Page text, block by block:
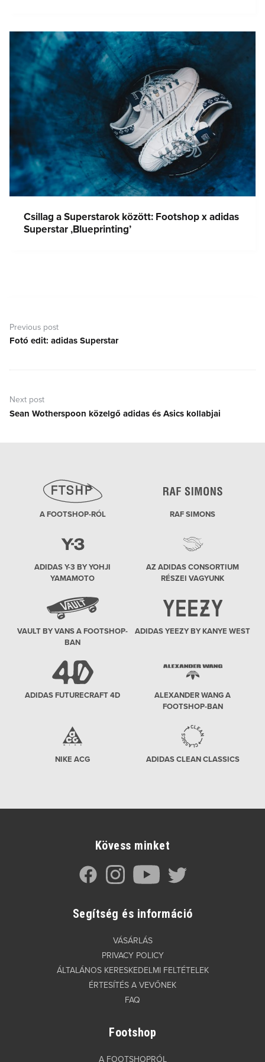
Csillag a Superstarok között: Footshop x adidas
Superstar ‚Blueprinting’
navigáció
Previous post
Previous
Fotó edit: adidas Superstar
Next post
Next
Sean Wotherspoon közelgő adidas és Asics kollabjai
A FOOTSHOP-RÓL RAF SIMONS
ADIDAS Y-3 BY YOHJI
YAMAMOTO
AZ ADIDAS CONSORTIUM
RÉSZEI VAGYUNK
VAULT BY VANS A FOOTSHOP-
BAN
ADIDAS YEEZY BY KANYE WEST
ADIDAS FUTURECRAFT 4D
ALEXANDER WANG A
FOOTSHOP-BAN
NIKE ACG ADIDAS CLEAN CLASSICS
Kövess minket
Segítség és információ
VÁSÁRLÁS
PRIVACY POLICY
ÁLTALÁNOS KERESKEDELMI FELTÉTELEK
ÉRTESÍTÉS A VEVŐNEK
FAQ
Footshop
A FOOTSHOPRÓL